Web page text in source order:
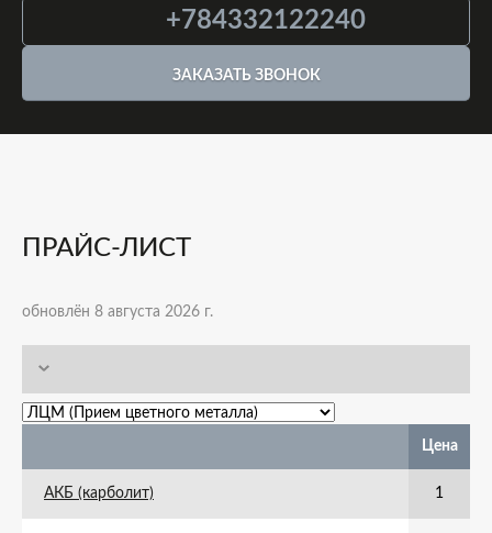
+784332122240
ЗАКАЗАТЬ ЗВОНОК
ПРАЙС-ЛИСТ
обновлён 8 августа 2026 г.
Цена
АКБ (карболит) 1